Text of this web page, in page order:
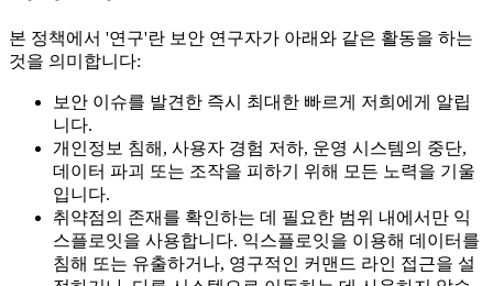
본 정책에서 '연구'란 보안 연구자가 아래와 같은 활동을 하는
것을 의미합니다:
보안 이슈를 발견한 즉시 최대한 빠르게 저희에게 알립
니다.
개인정보 침해, 사용자 경험 저하, 운영 시스템의 중단,
데이터 파괴 또는 조작을 피하기 위해 모든 노력을 기울
입니다.
취약점의 존재를 확인하는 데 필요한 범위 내에서만 익
스플로잇을 사용합니다. 익스플로잇을 이용해 데이터를
침해 또는 유출하거나, 영구적인 커맨드 라인 접근을 설